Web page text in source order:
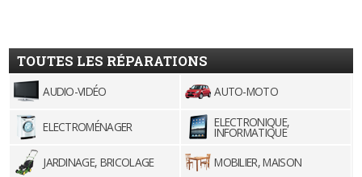
TOUTES LES RÉPARATIONS
AUDIO-VIDÉO AUTO-MOTO
ELECTROMÉNAGER ELECTRONIQUE,
INFORMATIQUE
JARDINAGE, BRICOLAGE
MOBILIER, MAISON